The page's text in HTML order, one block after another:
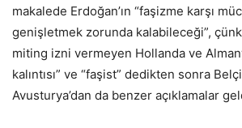
makalede Erdoğan’ın “faşizme karşı
genişletmek zorunda kalabileceği”,
miting izni vermeyen Hollanda ve
kalıntısı” ve “faşist” dedikten sonra
Avusturya’dan da benzer açıklamalar